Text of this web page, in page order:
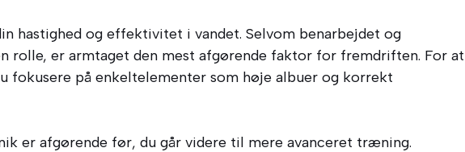
hastighed og effektivitet i vandet. Selvom benarbejdet og
rolle, er armtaget den mest afgørende faktor for fremdriften. For at
fokusere på enkeltelementer som høje albuer og korrekt
er afgørende før, du går videre til mere avanceret træning.